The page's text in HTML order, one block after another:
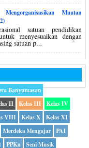
Muatan
satuan pendidikan
menyesuaikan dengan
satuan p...
Banyumasan
II Kelas III
Kelas IV
VIII Kelas X
Kelas XI
Merdeka Mengajar
PAI
PPKn Seni Musik